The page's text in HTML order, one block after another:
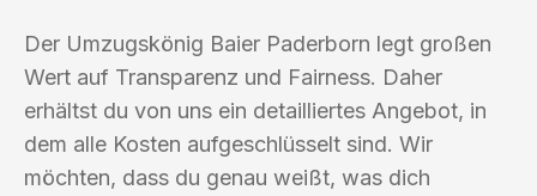
Der Umzugskönig Baier Paderborn legt großen
Wert auf Transparenz und Fairness. Daher
erhältst du von uns ein detailliertes Angebot, in
dem alle Kosten aufgeschlüsselt sind. Wir
möchten, dass du genau weißt, was dich